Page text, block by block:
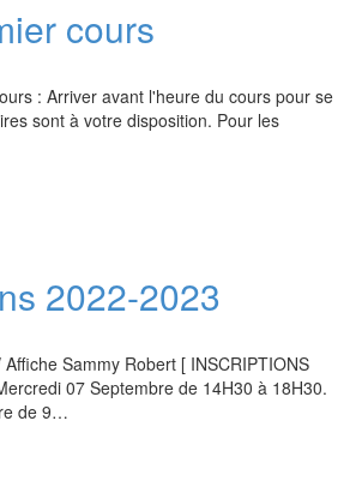
cours
: Arriver avant l'heure du cours pour se
sont à votre disposition. Pour les
2022-2023
Sammy Robert [ INSCRIPTIONS
07 Septembre de 14H30 à 18H30.
de 9…